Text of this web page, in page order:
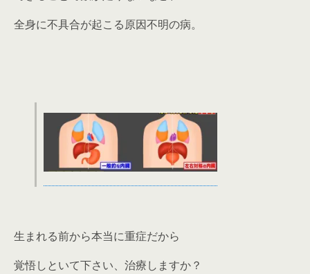
全身に不具合が起こる原因不明の病。
生まれる前から本当に重症だから
覚悟しといて下さい、治療しますか？